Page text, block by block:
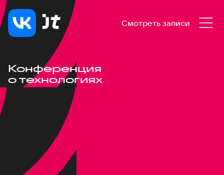
Смотреть записи
Конференция
о технологиях